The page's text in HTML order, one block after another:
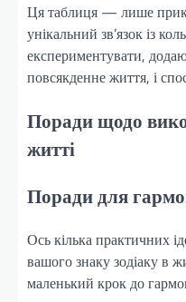
Ця таблиця — лише
унікальний зв’язок із
експериментувати,
повсякденне життя, і
Поради щодо
житті
Поради для
Ось кілька практичних
вашого знаку зодіаку
маленький крок до